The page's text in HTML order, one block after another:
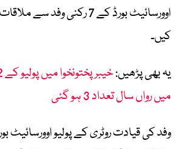
اوورسائیٹ بورڈ کے 7 رکنی وفد
کیں۔
یہ بھی پڑھیں:
میں رواں سال تعداد 3 ہو گئی
وفد کی قیادت روٹری کے پولیو اوورسائیٹ